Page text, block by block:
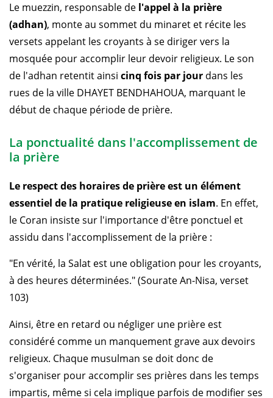
Le muezzin, responsable de l'appel à la prière
(adhan), monte au sommet du minaret et récite les
versets appelant les croyants à se diriger vers la
mosquée pour accomplir leur devoir religieux. Le son
de l'adhan retentit ainsi cinq fois par jour dans les
rues de la ville DHAYET BENDHAHOUA, marquant le
début de chaque période de prière.
La ponctualité dans l'accomplissement de
la prière
Le respect des horaires de prière est un élément
essentiel de la pratique religieuse en islam. En effet,
le Coran insiste sur l'importance d'être ponctuel et
assidu dans l'accomplissement de la prière :
"En vérité, la Salat est une obligation pour les croyants,
à des heures déterminées." (Sourate An-Nisa, verset
103)
Ainsi, être en retard ou négliger une prière est
considéré comme un manquement grave aux devoirs
religieux. Chaque musulman se doit donc de
s'organiser pour accomplir ses prières dans les temps
impartis, même si cela implique parfois de modifier ses